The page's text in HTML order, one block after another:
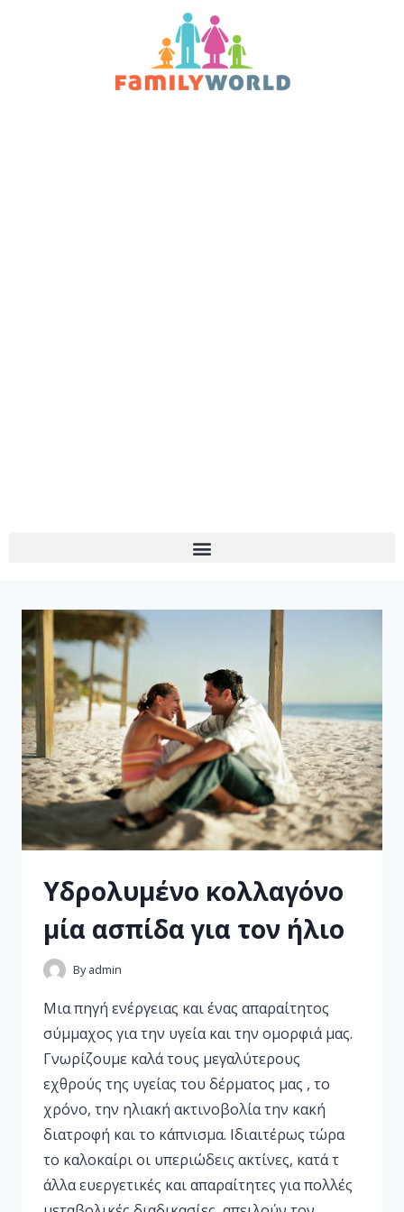
Υδρολυμένο κολλαγόνο
μία ασπίδα για τον ήλιο
By admin
Μια πηγή ενέργειας και ένας απαραίτητος
σύμμαχος για την υγεία και την ομορφιά μας.
Γνωρίζουμε καλά τους μεγαλύτερους
εχθρούς της υγείας του δέρματος μας , το
χρόνο, την ηλιακή ακτινοβολία την κακή
διατροφή και το κάπνισμα. Ιδιαιτέρως τώρα
το καλοκαίρι οι υπεριώδεις ακτίνες, κατά τ
άλλα ευεργετικές και απαραίτητες για πολλές